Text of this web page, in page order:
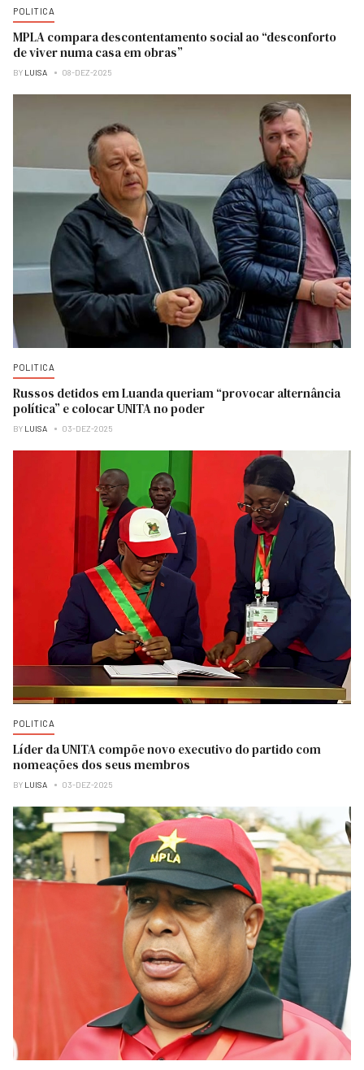
POLITICA
MPLA compara descontentamento social ao “desconforto
de viver numa casa em obras”
BY LUISA 08-DEZ-2025
POLITICA
Russos detidos em Luanda queriam “provocar alternância
política” e colocar UNITA no poder
BY LUISA 03-DEZ-2025
POLITICA
Líder da UNITA compõe novo executivo do partido com
nomeações dos seus membros
BY LUISA 03-DEZ-2025